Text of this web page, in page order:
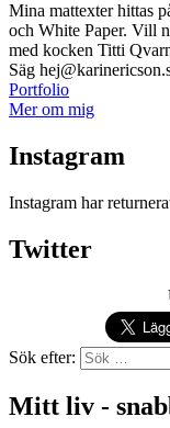
Mina mattexter hittas
och White Paper. Vill
med kocken Titti
Säg
Portfolio
Mer om mig
Instagram
Instagram har
Twitter
Sök efter:
Mitt liv -